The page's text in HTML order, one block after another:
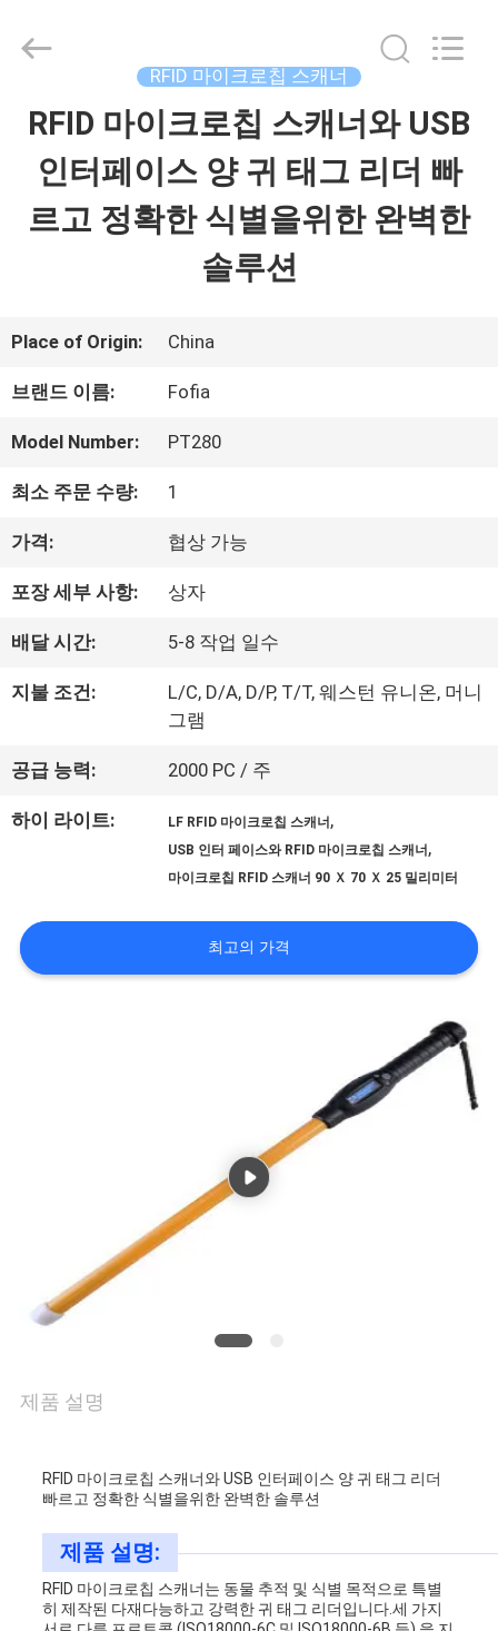
집
동
영
상
우
리
에
대
하
공
여
행
세
Rights
RFID 마이크로칩 스캐너
RFID 마이크로칩 스캐너와 USB
인터페이스 양 귀 태그 리더 빠
르고 정확한 식별을위한 완벽한
솔루션
Place of Origin: China
브랜드 이름: Fofia
Model Number: PT280
최소 주문 수량: 1
가격: 협상 가능
포장 세부 사항: 상자
배달 시간: 5-8 작업 일수
지불 조건:
L/C, D/A, D/P, T/T, 웨스턴 유니온, 머니
그램
공급 능력: 2000 PC / 주
하이 라이트: LF RFID 마이크로칩 스캐너 ,
USB 인터 페이스와 RFID 마이크로칩 스캐너 ,
마이크로칩 RFID 스캐너 90 Ｘ 70 Ｘ 25 밀리미터
최고의 가격
제품 설명
RFID 마이크로칩 스캐너와 USB 인터페이스 양 귀 태그 리더
빠르고 정확한 식별을위한 완벽한 솔루션
제품 설명:
RFID 마이크로칩 스캐너는 동물 추적 및 식별 목적으로 특별
히 제작된 다재다능하고 강력한 귀 태그 리더입니다.세 가지